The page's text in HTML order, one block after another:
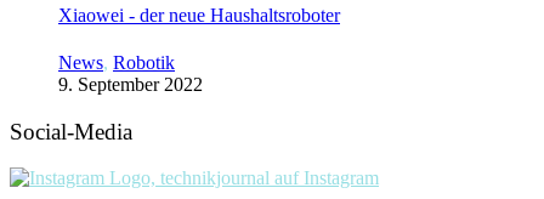
Xiaowei - der neue Haushaltsroboter
News, Robotik
9. September 2022
Social-Media